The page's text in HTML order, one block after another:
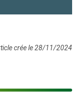
crée le 28/11/2024